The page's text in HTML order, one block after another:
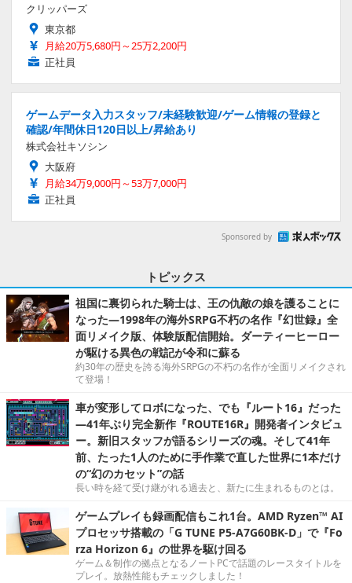
クリッパーズ
東京都
月給20万5,680円～25万2,200円
正社員
ゲームデータ入力スタッフ/未経験歓迎/ゲーム情報の登録と
確認/年間休日120日以上/昇給あり
株式会社キソシン
大阪府
月給34万9,000円～53万7,000円
正社員
Sponsored by
トピックス
祖国に裏切られた騎士は、王の仇敵の娘を護ることに
なった―1998年の海外SRPG不朽の名作『幻世録』全
面リメイク版、体験版配信開始。ダーティーヒーロー
が駆ける異色の戦記が令和に蘇る
約30年の歴史を誇る海外SRPGの不朽の名作が全面リメイクされ
て登場！
車が変形してロボになった、でも『ルート16』だった
―41年ぶり完全新作『ROUTE16R』開発者インタビュ
ー。新旧スタッフが語るシリーズの魂。そして41年
前、たった1人のために手作業で直した世界に1本だけ
の“幻のカセット”の話
長い時を経て受け継がれる過去と、新たに生まれるものとは。
ゲームプレイも録画配信もこれ1台。AMD Ryzen™ AI
プロセッサ搭載の「G TUNE P5-A7G60BK-D」で『Fo
rza Horizon 6』の世界を駆け回る
ゲーム＆制作の拠点となるノートPCで話題のレースタイトルを
プレイ。放熱性能もチェックしました！